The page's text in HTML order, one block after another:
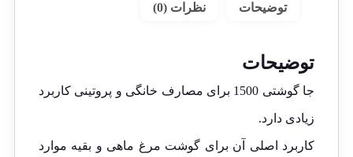
توضیحات نظرات (0)
توضیحات
جا گوشتی 1500 برای مصارف خانگی و پروتینی کاربرد
زیادی دارد.
کاربرد اصلی آن برای گوشت مرغ ماهی و بقیه موارد